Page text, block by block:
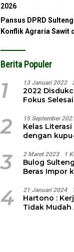
2026
Pansus DPRD
Konflik Agraria Sawit
Berita Populer
1 13 Januari 2022
2022
Fokus
2 15 September
Kelas Literasi
dengan
3 2 Maret 2023 1
Bulog
Beras Impor
4 21 Januari 2024
Hartono :
Tidak Mudah